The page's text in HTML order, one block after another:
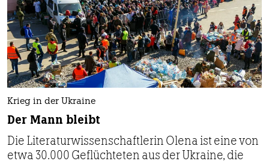
Krieg in der Ukraine
Der Mann bleibt
Die Literaturwissenschaftlerin Olena ist eine von
etwa 30.000 Geflüchteten aus der Ukraine, die